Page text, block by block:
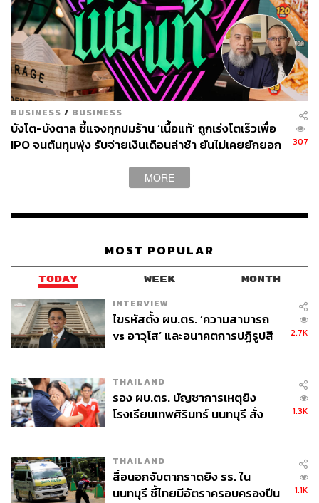
สายน้ำผักผลไม้สกัดเย็นต้องมาที่นี่ อีกทั้งร้านยังพ่วงเมนู
อาหารและขนมมาให้สั่งได้พร้อมๆ กันด้วย โดยคาเฟ่นี้เปิดอยู่
ในย่านสุขุมวิท เน้นใช้ผักผลไม้ออร์แกนิกที่อุดหนุนจาก
อาหาร และนอกจากน้ำผักผลไม้สกัดเย็นที่มีให้เลือกมากกว่า
ชี่ สมูทตี้โบวล์ สลัด ชา กาแฟ และเมนูอาหารสำหรับคนหิว
📍VEGGIOLOGY : Cold pressed juice & more
OPEN:เปิดทุกวัน เวลา 08.00-18.00 น.
ADDRESS:ซอยสุขุมวิท 41
Veganerie Concept
BUSINESS / BUSINESS
บังโต-บังตาล ชี้แจงทุกปมร้าน ‘เนื้อแท้’ ถูกเร่งโตเร็วเพื่อ
IPO จนต้นทุนพุ่ง รับจ่ายเงินเดือนล่าช้า ยันไม่เคยยักยอก
307
MORE
MOST POPULAR
TODAY WEEK MONTH
INTERVIEW
ไขรหัสตั้ง ผบ.ตร. ‘ความสามารถ
vs อาวุโส’ และอนาคตการปฏิรูปสี
2.7K
THAILAND
รอง ผบ.ตร. บัญชาการเหตุยิง
โรงเรียนเทพศิรินทร์ นนทบุรี สั่ง
1.3K
THAILAND
สื่อนอกจับตากราดยิง รร. ใน
นนทบุรี ชี้ไทยมีอัตราครอบครองปืน
1.1K